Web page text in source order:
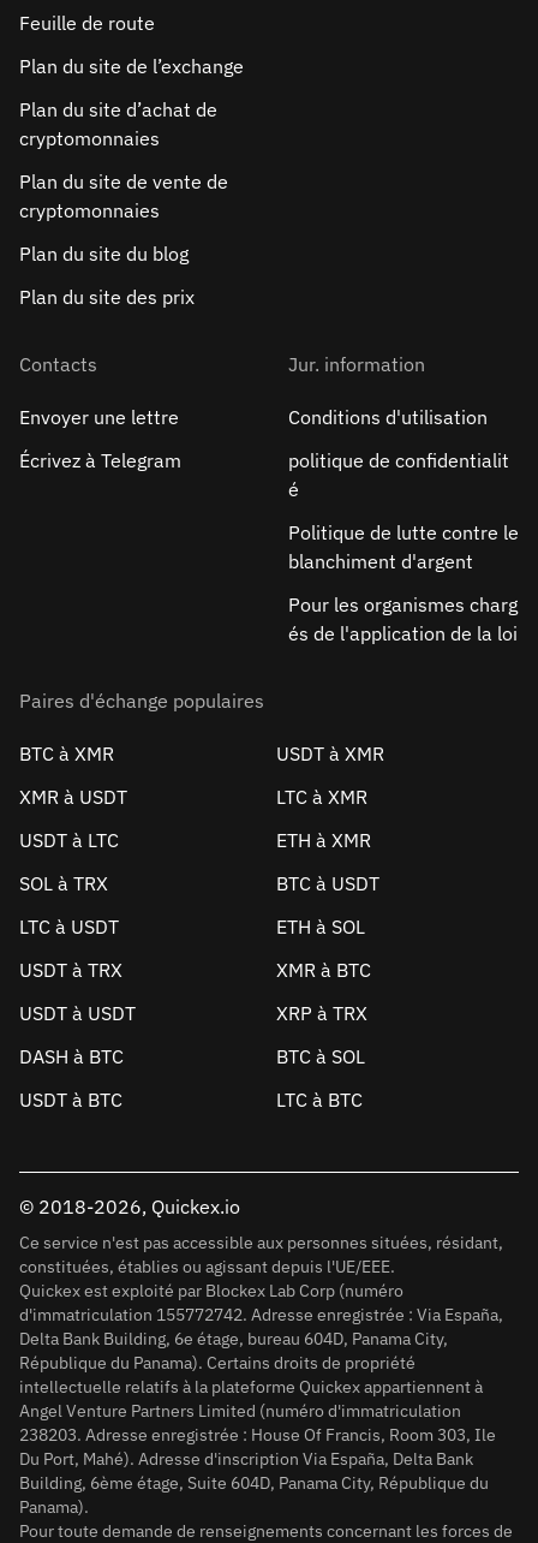
Feuille de route
Plan du site de l’exchange
Plan du site d’achat de
cryptomonnaies
Plan du site de vente de
cryptomonnaies
Plan du site du blog
Plan du site des prix
Contacts
Envoyer une lettre
Écrivez à Telegram
Jur. information
Conditions d'utilisation
politique de confidentialit
é
Politique de lutte contre le
blanchiment d'argent
Pour les organismes charg
és de l'application de la loi
Paires d'échange populaires
BTC à XMR
USDT à XMR
XMR à USDT
LTC à XMR
USDT à LTC
ETH à XMR
SOL à TRX
BTC à USDT
LTC à USDT
ETH à SOL
USDT à TRX
XMR à BTC
USDT à USDT
XRP à TRX
DASH à BTC
BTC à SOL
USDT à BTC
LTC à BTC
© 2018-2026, Quickex.io
Ce service n'est pas accessible aux personnes situées, résidant,
constituées, établies ou agissant depuis l'UE/EEE.
Quickex est exploité par Blockex Lab Corp (numéro
d'immatriculation 155772742. Adresse enregistrée : Via España,
Delta Bank Building, 6e étage, bureau 604D, Panama City,
République du Panama). Certains droits de propriété
intellectuelle relatifs à la plateforme Quickex appartiennent à
Angel Venture Partners Limited (numéro d'immatriculation
238203. Adresse enregistrée : House Of Francis, Room 303, Ile
Du Port, Mahé). Adresse d'inscription Via España, Delta Bank
Building, 6ème étage, Suite 604D, Panama City, République du
Panama).
Pour toute demande de renseignements concernant les forces de